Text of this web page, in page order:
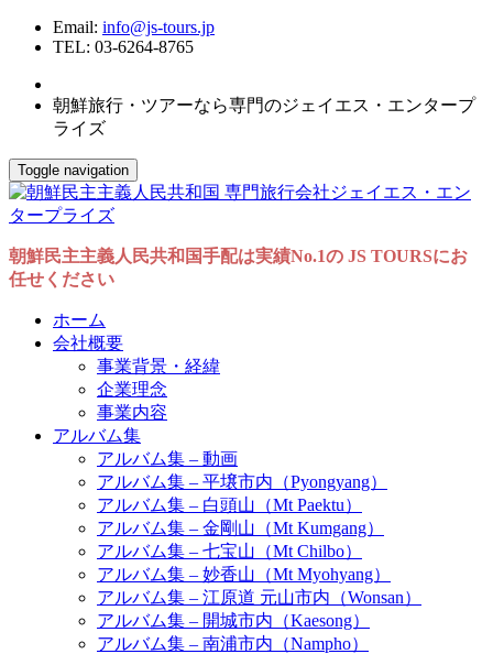
Email: info@js-tours.jp
TEL: 03-6264-8765
朝鮮旅行・ツアーなら専門のジェイエス・エンタープ
ライズ
Toggle navigation
朝鮮民主主義人民共和国手配は実績No.1の JS TOURSにお
任せください
ホーム
会社概要
事業背景・経緯
企業理念
事業内容
アルバム集
アルバム集 – 動画
アルバム集 – 平壌市内（Pyongyang）
アルバム集 – 白頭山（Mt Paektu）
アルバム集 – 金剛山（Mt Kumgang）
アルバム集 – 七宝山（Mt Chilbo）
アルバム集 – 妙香山（Mt Myohyang）
アルバム集 – 江原道 元山市内（Wonsan）
アルバム集 – 開城市内（Kaesong）
アルバム集 – 南浦市内（Nampho）